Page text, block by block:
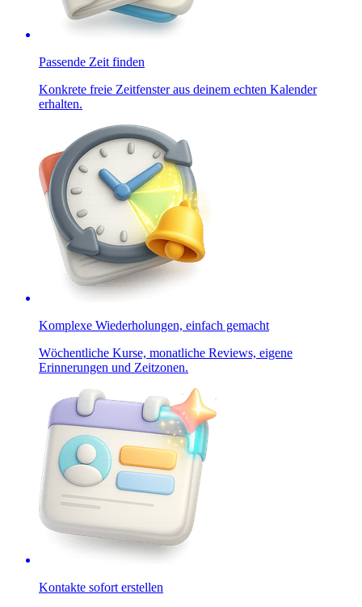
Passende Zeit finden
Konkrete freie Zeitfenster aus deinem echten Kalender
erhalten.
Komplexe Wiederholungen, einfach gemacht
Wöchentliche Kurse, monatliche Reviews, eigene
Erinnerungen und Zeitzonen.
Kontakte sofort erstellen